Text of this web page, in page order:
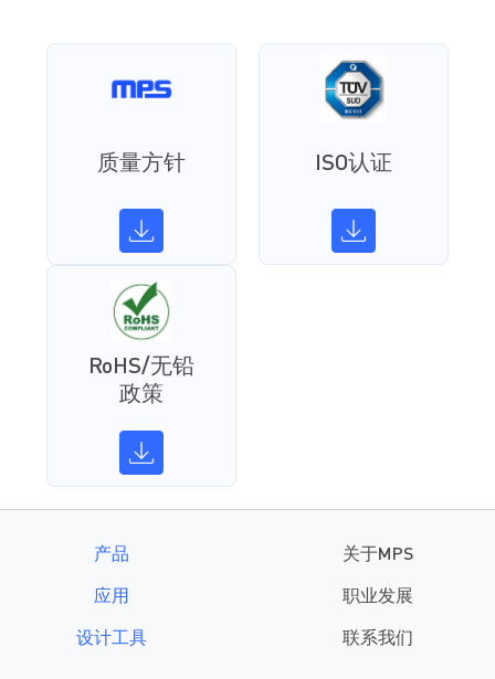
质量方针 ISO认证
RoHS/无铅
政策
产品
应用
设计工具
关于MPS
职业发展
联系我们